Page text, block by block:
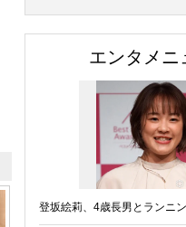
エンタメニ
登坂絵莉、4歳長男とランニ